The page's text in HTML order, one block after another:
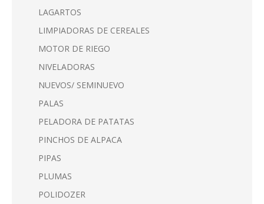
LAGARTOS
LIMPIADORAS DE CEREALES
MOTOR DE RIEGO
NIVELADORAS
NUEVOS/ SEMINUEVO
PALAS
PELADORA DE PATATAS
PINCHOS DE ALPACA
PIPAS
PLUMAS
POLIDOZER